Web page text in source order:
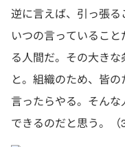
逆に言えば、引っ張
いつの言っているこ
る人間だ。その大き
と。組織のため、皆
言ったらやる。そん
できるのだと思う。（